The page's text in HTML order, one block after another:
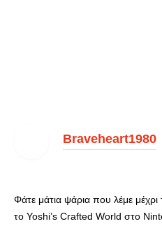
Braveheart1980
Φάτε μάτια ψάρια που λέμε
το Yoshi’s Crafted World στο